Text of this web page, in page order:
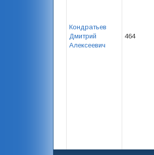
Кондратьев
Дмитрий
Алексеевич
464